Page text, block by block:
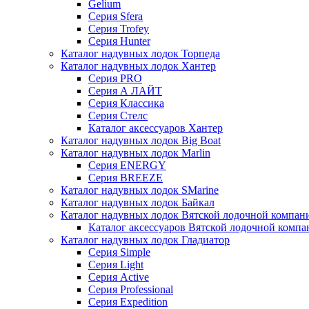
Gelium
Серия Sfera
Серия Trofey
Серия Hunter
Каталог надувных лодок Торпеда
Каталог надувных лодок Хантер
Серия PRO
Серия А ЛАЙТ
Серия Классика
Серия Стелс
Каталог аксессуаров Хантер
Каталог надувных лодок Big Boat
Каталог надувных лодок Marlin
Серия ENERGY
Серия BREEZE
Каталог надувных лодок SMarine
Каталог надувных лодок Байкал
Каталог надувных лодок Вятской лодочной
Каталог аксессуаров Вятской лодочной
Каталог надувных лодок Гладиатор
Серия Simple
Серия Light
Серия Active
Серия Professional
Серия Expedition